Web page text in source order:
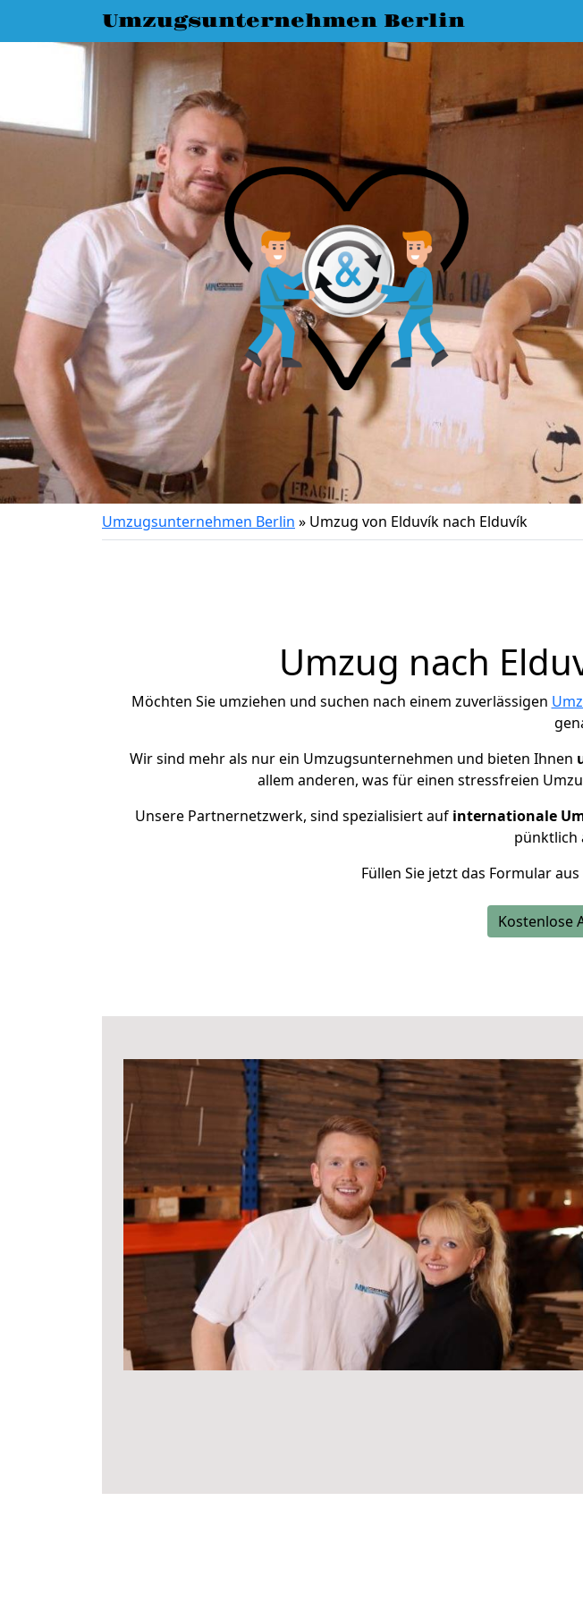
Umzugsunternehmen Berlin
Umzugsunternehmen Berlin » Umzug von Elduvík nach Elduvík
Umzug nach
Möchten Sie umziehen und suchen nach einem zuverlässigen
Wir sind mehr als nur ein Umzugsunternehmen und bieten Ihnen
allem anderen, was für einen stressfreien
Unsere Partnernetzwerk, sind spezialisiert auf internationale
pünktlich
Füllen Sie jetzt das Formular
Kostenlose